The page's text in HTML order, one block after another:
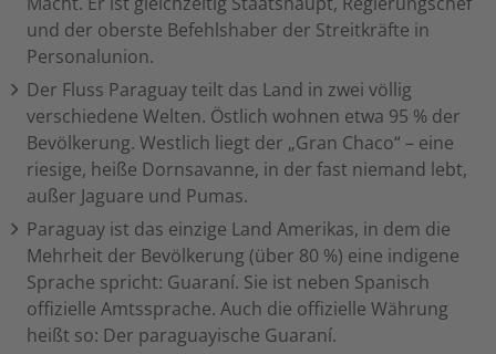
und der oberste Befehlshaber der Streitkräfte in
Personalunion.
Der Fluss Paraguay teilt das Land in zwei völlig
verschiedene Welten. Östlich wohnen etwa 95 % der
Bevölkerung. Westlich liegt der „Gran Chaco“ – eine
riesige, heiße Dornsavanne, in der fast niemand lebt,
außer Jaguare und Pumas.
Paraguay ist das einzige Land Amerikas, in dem die
Mehrheit der Bevölkerung (über 80 %) eine indigene
Sprache spricht: Guaraní. Sie ist neben Spanisch
offizielle Amtssprache. Auch die offizielle Währung
heißt so: Der paraguayische Guaraní.